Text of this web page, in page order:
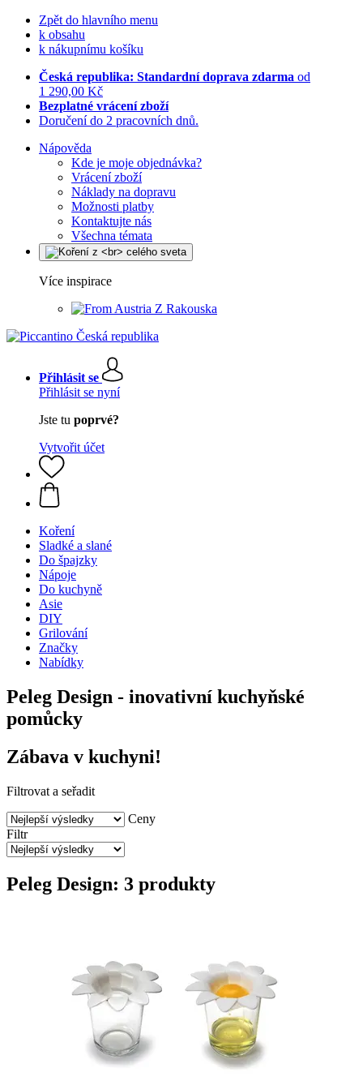
Zpět do hlavního menu
k obsahu
k nákupnímu košíku
Česká republika: Standardní doprava zdarma od
1 290,00 Kč
Bezplatné vrácení zboží
Doručení do 2 pracovních dnů.
Nápověda
Kde je moje objednávka?
Vrácení zboží
Náklady na dopravu
Možnosti platby
Kontaktujte nás
Všechna témata
Více inspirace
Z Rakouska
Přihlásit se
Přihlásit se nyní
Jste tu poprvé?
Vytvořit účet
Koření
Sladké a slané
Do špajzky
Nápoje
Do kuchyně
Asie
DIY
Grilování
Značky
Nabídky
Peleg Design - inovativní kuchyňské
pomůcky
Zábava v kuchyni!
Filtrovat a seřadit
Ceny
Filtr
Peleg Design: 3 produkty